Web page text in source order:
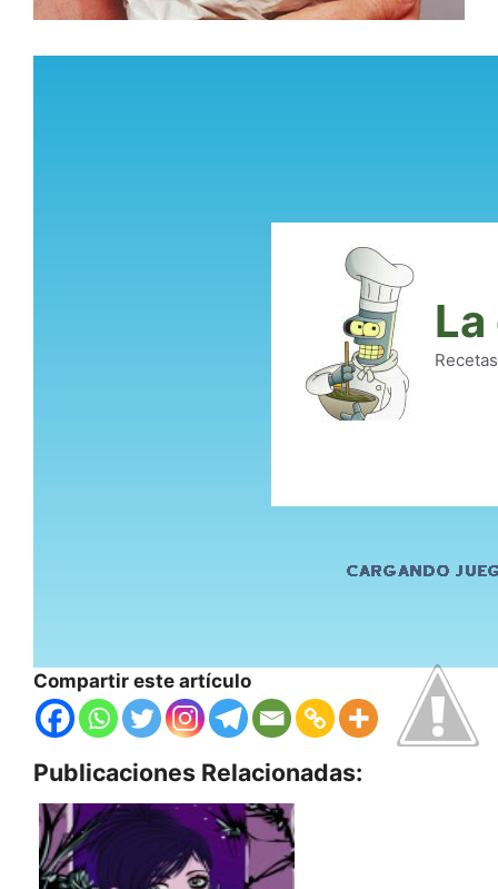
Compartir este artículo
Publicaciones Relacionadas: